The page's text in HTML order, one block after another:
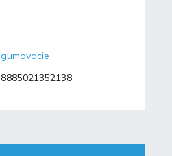
gumovacie
8885021352138